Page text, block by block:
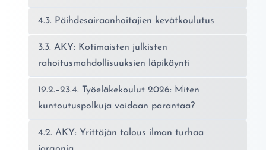
4.3. Päihdesairaanhoitajien kevätkoulutus
3.3. AKY: Kotimaisten julkisten
rahoitusmahdollisuuksien läpikäynti
19.2.–23.4. Työeläkekoulut 2026: Miten
kuntoutuspolkuja voidaan parantaa?
4.2. AKY: Yrittäjän talous ilman turhaa